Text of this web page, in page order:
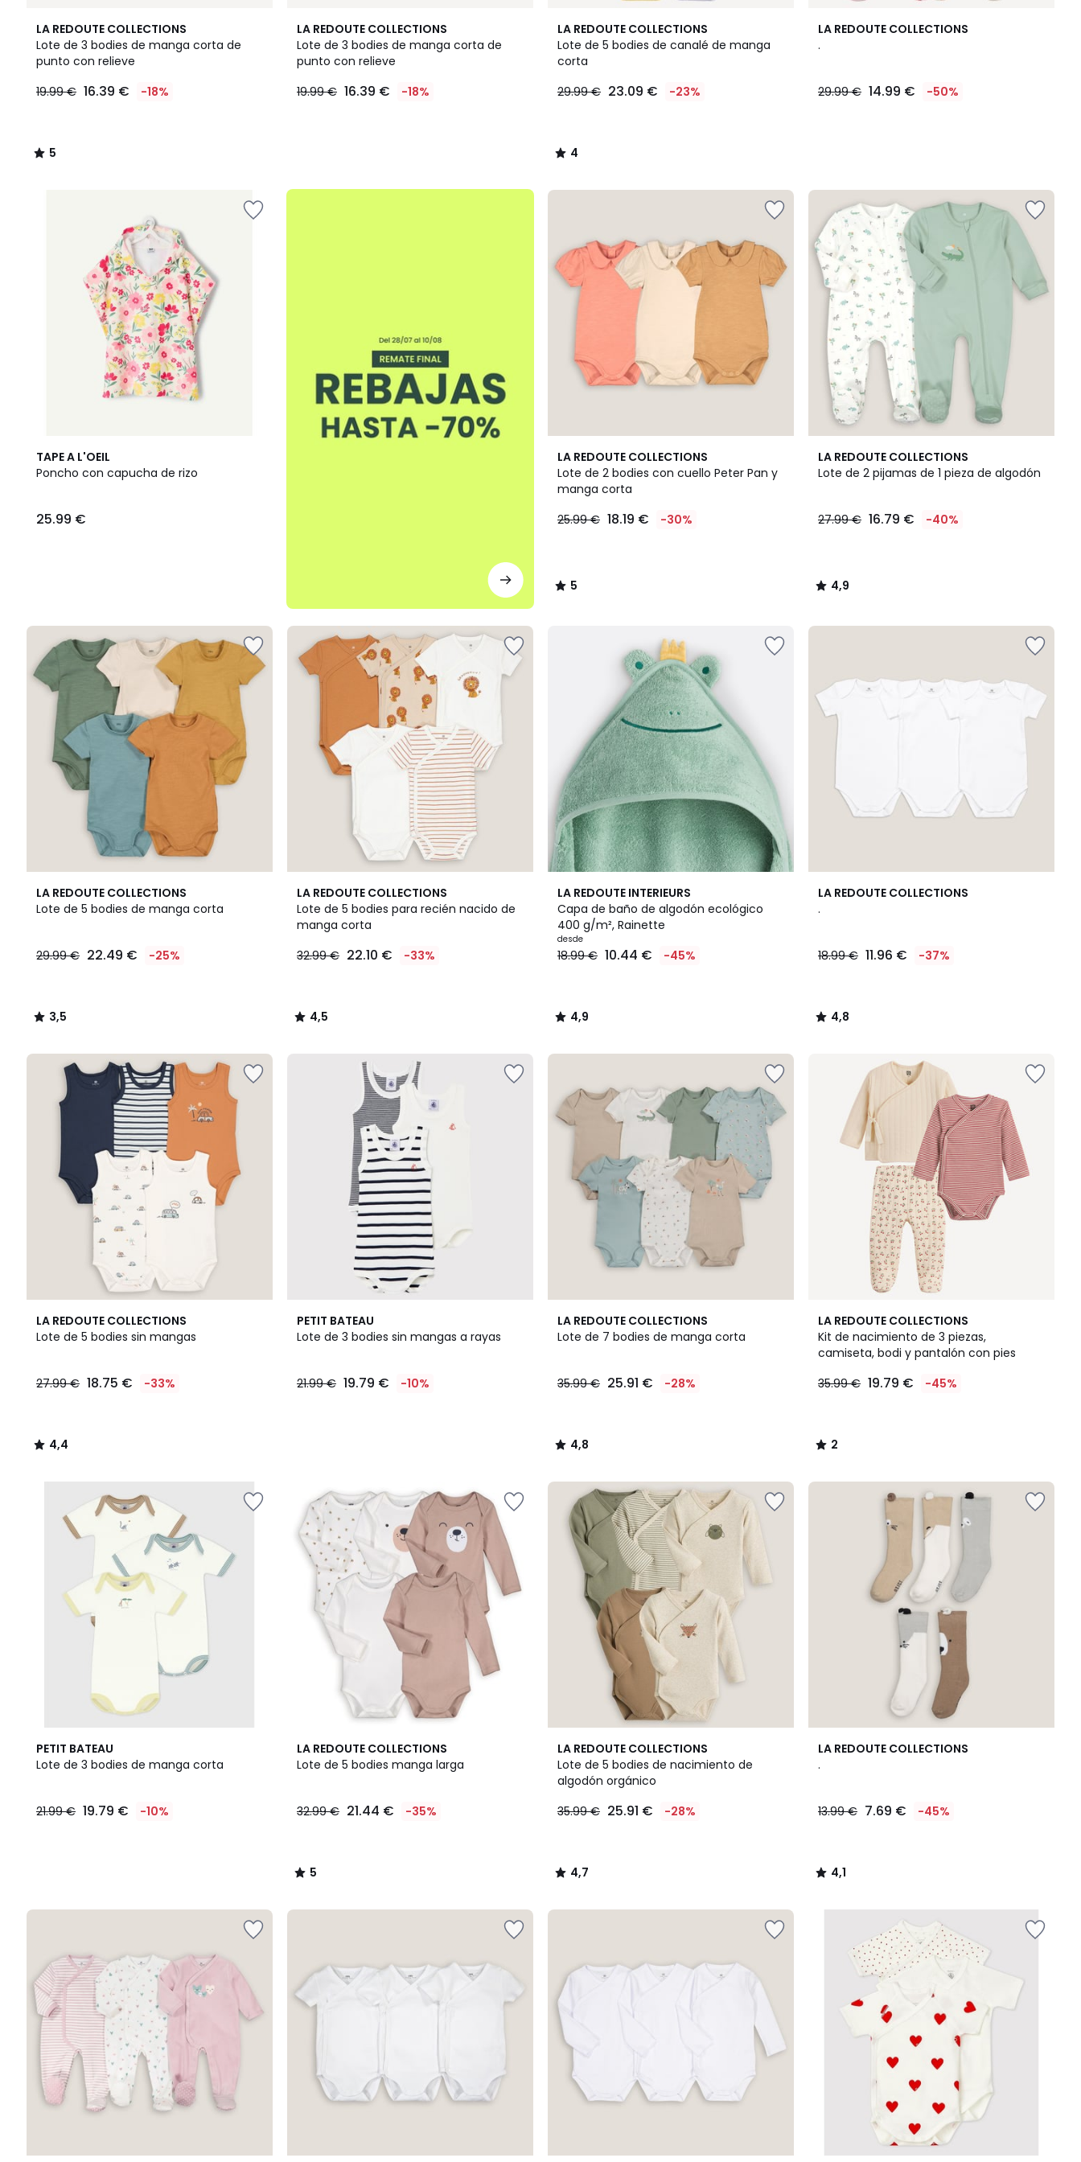
LA REDOUTE COLLECTIONS
Lote de 3 bodies de manga corta de
punto con relieve
€
19.99
19.99 € 16.39 € -18%
5
/
5
5
/
LA REDOUTE COLLECTIONS
Lote de 3 bodies de manga corta de
punto con relieve
19.99 € 16.39 € -18%
LA REDOUTE COLLECTIONS
Lote de 5 bodies de canalé de manga
corta
29.99 € 23.09 € -23%
4
/
5
4
/
LA REDOUTE COLLECTIONS
.
29.99 € 14.99 € -50%
TAPE A L'OEIL
Poncho con capucha de rizo
25.99 €
.
LA REDOUTE COLLECTIONS
Lote de 2 bodies con cuello Peter Pan y
manga corta
25.99 € 18.19 € -30%
5
/
5
5
/
LA REDOUTE COLLECTIONS
Lote de 2 pijamas de 1 pieza de algodón
27.99 € 16.79 € -40%
4,9
/ 5
4,9
/
LA REDOUTE COLLECTIONS
Lote de 5 bodies de manga corta
29.99 € 22.49 € -25%
3,5
/ 5
3,5
/
LA REDOUTE COLLECTIONS
Lote de 5 bodies para recién nacido de
manga corta
32.99 € 22.10 € -33%
4,5
/ 5
4,5
/
LA REDOUTE INTERIEURS
Capa de baño de algodón ecológico
400 g/m², Rainette
desde
18.99 € 10.44 € -45%
4,9
/ 5
4,9
/
LA REDOUTE COLLECTIONS
.
18.99 € 11.96 € -37%
4,8
4,8
/
LA REDOUTE COLLECTIONS
Lote de 5 bodies sin mangas
27.99 € 18.75 € -33%
4,4
/ 5
4,4
/
PETIT BATEAU
Lote de 3 bodies sin mangas a rayas
21.99 € 19.79 € -10%
LA REDOUTE COLLECTIONS
Lote de 7 bodies de manga corta
35.99 € 25.91 € -28%
4,8
/ 5
4,8
/
LA REDOUTE COLLECTIONS
Kit de nacimiento de 3 piezas,
camiseta, bodi y pantalón con pies
35.99 € 19.79 € -45%
2
/
5
2
/
PETIT BATEAU
Lote de 3 bodies de manga corta
21.99 € 19.79 € -10%
LA REDOUTE COLLECTIONS
Lote de 5 bodies manga larga
32.99 € 21.44 € -35%
5
/
5
/
LA REDOUTE COLLECTIONS
Lote de 5 bodies de nacimiento de
algodón orgánico
35.99 € 25.91 € -28%
4,7
/ 5
4,7
/
LA REDOUTE COLLECTIONS
.
13.99 € 7.69 € -45%
4,1
4,1
/